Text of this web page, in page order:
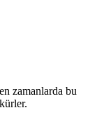
zamanlarda bu